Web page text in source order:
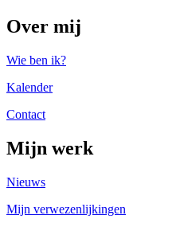
Over mij
Wie ben ik?
Kalender
Contact
Mijn werk
Nieuws
Mijn verwezenlijkingen